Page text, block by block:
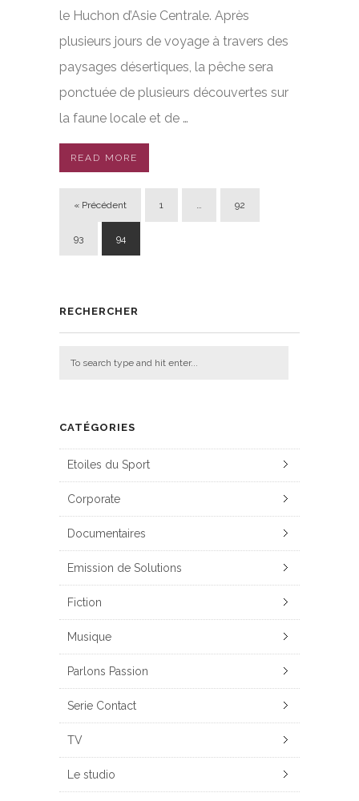
le Huchon d’Asie Centrale. Après
plusieurs jours de voyage à travers des
paysages désertiques, la pêche sera
ponctuée de plusieurs découvertes sur
la faune locale et de …
READ MORE
« Précédent 1 … 92
93 94
RECHERCHER
CATÉGORIES
Etoiles du Sport
Corporate
Documentaires
Emission de Solutions
Fiction
Musique
Parlons Passion
Serie Contact
TV
Le studio